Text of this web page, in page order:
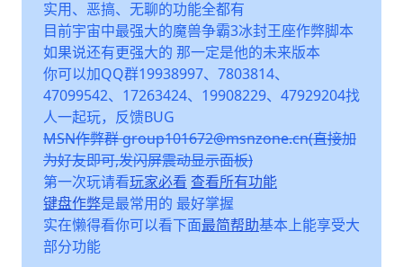
实用、恶搞、无聊的功能全都有
目前宇宙中最强大的魔兽争霸3冰封王座作弊脚本
如果说还有更强大的 那一定是他的未来版本
你可以加QQ群19938997、7803814、
47099542、17263424、19908229、47929204找
人一起玩，反馈BUG
MSN作弊群 group101672@msnzone.cn(直接加
为好友即可,发闪屏震动显示面板)
第一次玩请看玩家必看 查看所有功能
键盘作弊是最常用的 最好掌握
实在懒得看你可以看下面最简帮助基本上能享受大
部分功能